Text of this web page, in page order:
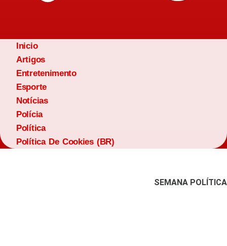
Inicio
Artigos
Entretenimento
Esporte
Notícias
Polícia
Política
Política De Cookies (BR)
SEMANA POLÍTICA